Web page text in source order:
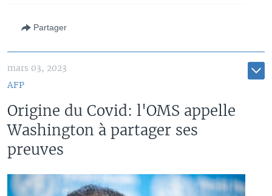
Partager
mars 03, 2023
AFP
Origine du Covid: l'OMS appelle
Washington à partager ses
preuves